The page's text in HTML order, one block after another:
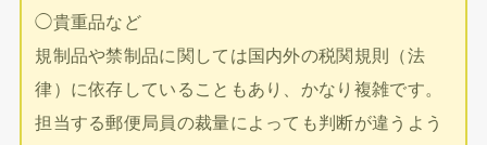
◯貴重品など
規制品や禁制品に関しては国内外の税関規則（法
律）に依存していることもあり、かなり複雑です。
担当する郵便局員の裁量によっても判断が違うよう